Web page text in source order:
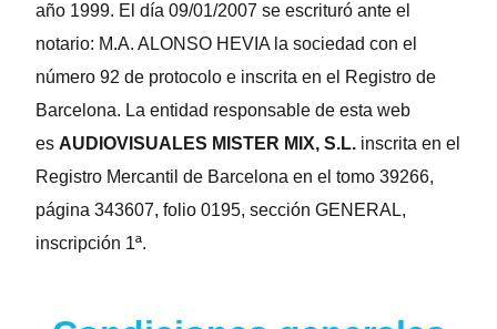
año 1999. El día 09/01/2007 se escrituró ante el
notario: M.A. ALONSO HEVIA la sociedad con el
número 92 de protocolo e inscrita en el Registro de
Barcelona. La entidad responsable de esta web
es AUDIOVISUALES MISTER MIX, S.L. inscrita en el
Registro Mercantil de Barcelona en el tomo 39266,
página 343607, folio 0195, sección GENERAL,
inscripción 1ª.